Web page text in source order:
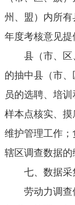
州、盟）内所
年度考核意见提
县（市、
的抽中县（市
员的选聘、培
样本点核实、
维护管理工作
辖区调查数据的
七、数据采
劳动力调